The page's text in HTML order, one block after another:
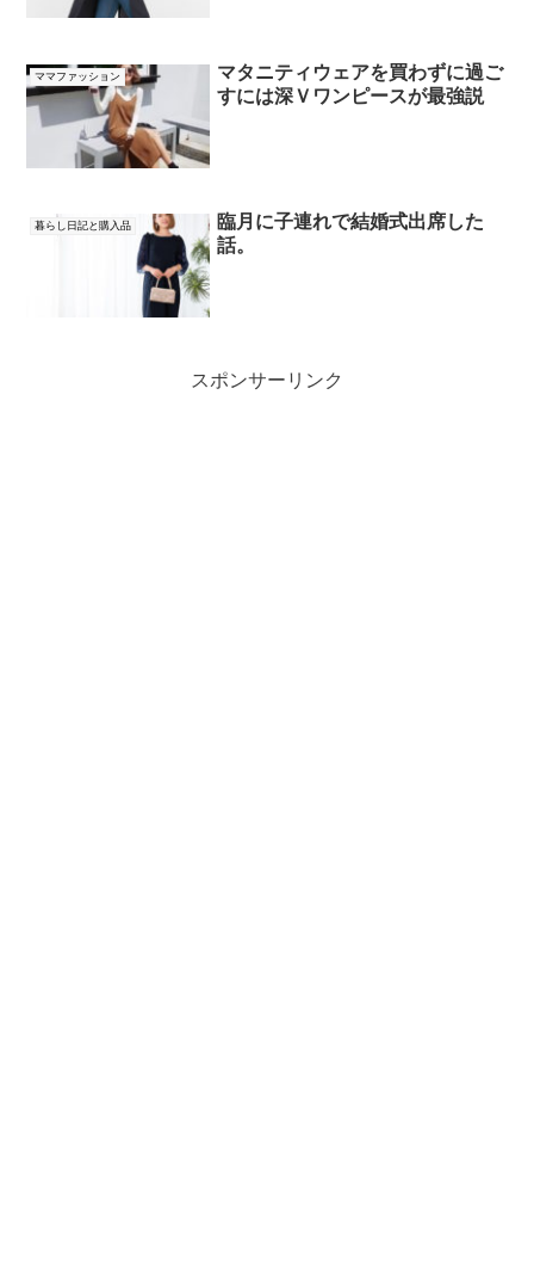
ママファッション
マタニティウェアを買わずに過ご
すには深Ｖワンピースが最強説
暮らし日記と購入品
臨月に子連れで結婚式出席した
話。
スポンサーリンク